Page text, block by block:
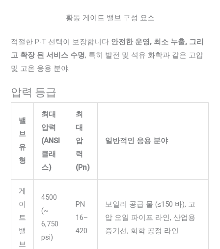
황동 게이트 밸브 구성 요소
적절한 P-T 선택이 보장합니다 안전한 운영, 최소 누출, 그리
고 확장 된 서비스 수명, 특히 발전 및 석유 화학과 같은 고압
및 고온 응용 분야.
압력 등급
밸
브
유
형
최대
압력
(ANSI
클래
스)
최
대
압
력
(Pn)
일반적인 응용 분야
게
이
트
밸
브
4500
(~
6,750
psi)
PN
16–
420
보일러 공급 물 (≤150 바), 고
압 오일 파이프 라인, 산업용
증기선, 화학 공정 라인